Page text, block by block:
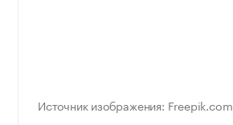
Источник изображения: Freepik.com